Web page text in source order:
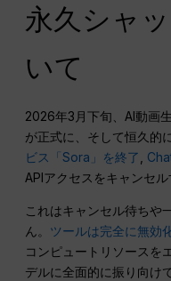
永久シャ
いて
2026年3月下旬、AI動画
が正式に、そして恒久的
ビス「Sora」を終了
APIアクセスをキャンセル
これはキャンセル待ちや
ん。 ツールは完全に無効
コンピュートリソースを
デルに全面的に振り向け